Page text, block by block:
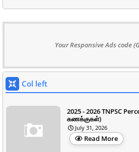
Your Responsive Ads code
Col left
2025 - 2026 TNPSC
கணக்குகள்)
July 31, 2026
Read More